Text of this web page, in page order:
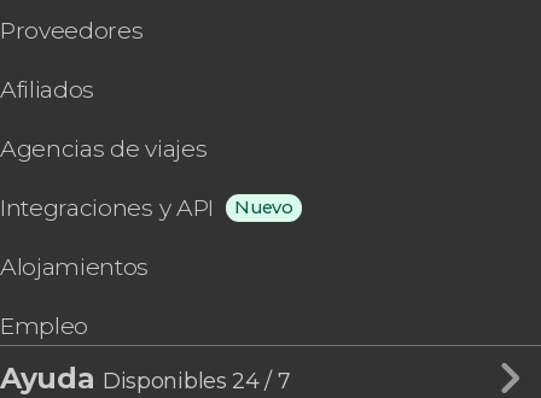
Proveedores
Afiliados
Agencias de viajes
Integraciones y API Nuevo
Alojamientos
Empleo
Ayuda Disponibles 24 / 7